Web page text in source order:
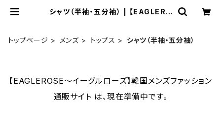
シャツ（半袖・五分袖） | 【EAGLERO
トップページ
メンズ トップス シャツ（半袖・五分袖）
【EAGLEROSE～イーグルローズ】韓国メンズファッション
通販サイト は、現在準備中です。